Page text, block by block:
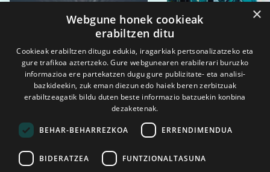
2026ko eka. 1a 2026ko mar. 1a
×
Webgune honek cookieak
erabiltzen ditu
Cookieak erabiltzen ditugu edukia, iragarkiak pertsonalizatzeko eta
gure trafikoa aztertzeko. Gure webgunearen erabilerari buruzko
informazioa ere partekatzen dugu gure publizitate- eta analisi-
bazkideekin, zuk eman diezun edo haiek beren zerbitzuak
erabiltzeagatik bildu duten beste informazio batzuekin konbina
dezaketenak.
BEHAR-BEHARREZKOA ERRENDIMENDUA
BIDERATZEA FUNTZIONALTASUNA